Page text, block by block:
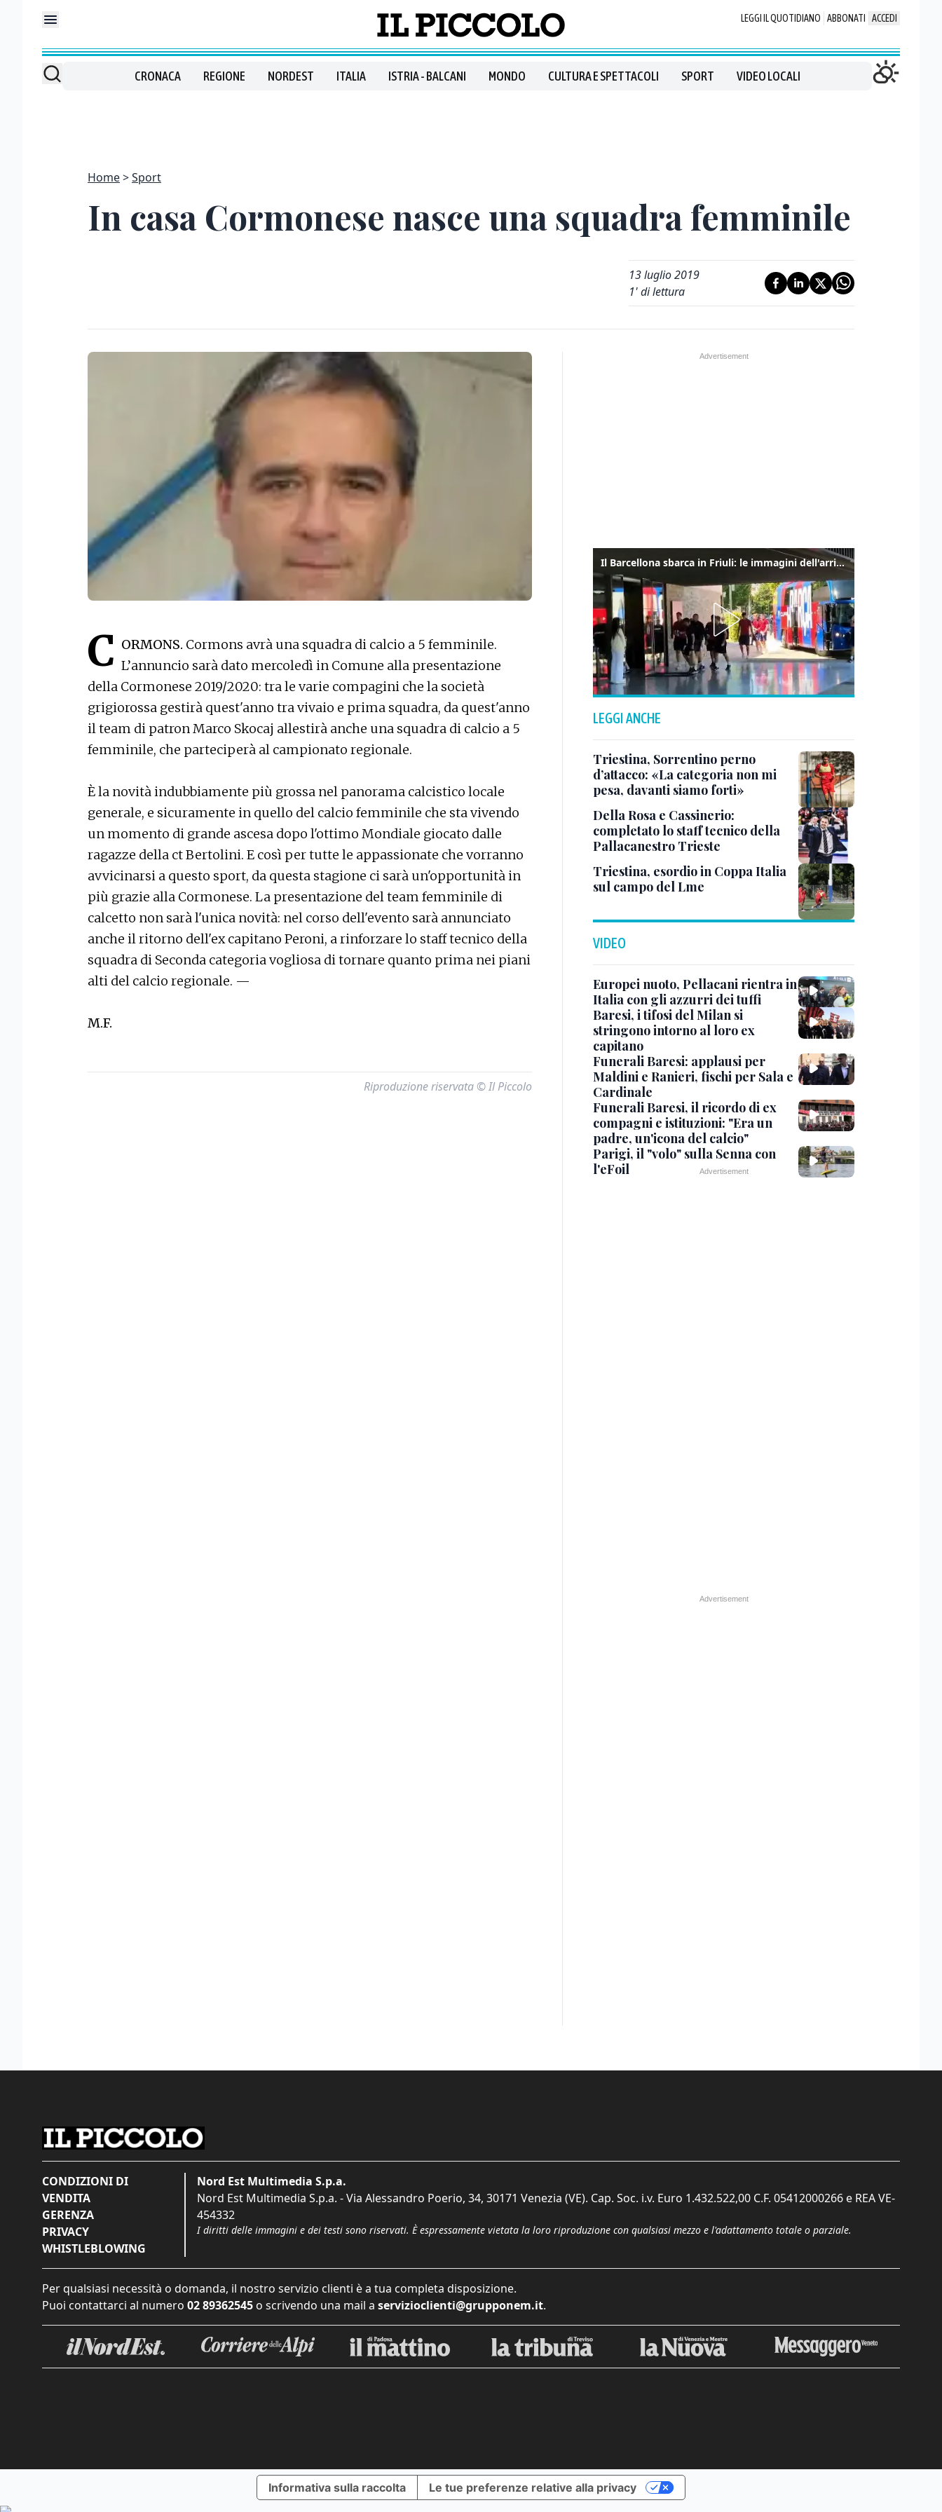
LEGGI IL QUOTIDIANO ABBONATI ACCEDI
CRONACA REGIONE NORDEST ITALIA ISTRIA - BALCANI MONDO CULTURA E SPETTACOLI SPORT VIDEO LOCALI
Home Sport
In casa Cormonese nasce una squadra femminile
13 luglio 2019
1' di lettura
C ORMONS. Cormons avrà una squadra di calcio a 5 femminile.
L’annuncio sarà dato mercoledì in Comune alla presentazione
della Cormonese 2019/2020: tra le varie compagini che la società
grigiorossa gestirà quest'anno tra vivaio e prima squadra, da quest'anno
il team di patron Marco Skocaj allestirà anche una squadra di calcio a 5
femminile, che parteciperà al campionato regionale.
È la novità indubbiamente più grossa nel panorama calcistico locale
generale, e sicuramente in quello del calcio femminile che sta vivendo
un momento di grande ascesa dopo l'ottimo Mondiale giocato dalle
ragazze della ct Bertolini. E così per tutte le appassionate che vorranno
avvicinarsi a questo sport, da questa stagione ci sarà un'opportunità in
più grazie alla Cormonese. La presentazione del team femminile di
calcetto non sarà l'unica novità: nel corso dell'evento sarà annunciato
anche il ritorno dell'ex capitano Peroni, a rinforzare lo staff tecnico della
squadra di Seconda categoria vogliosa di tornare quanto prima nei piani
alti del calcio regionale. —
M.F.
Riproduzione riservata © Il Piccolo
Il Barcellona sbarca in Friuli: le immagini dell'arrivo in albergo
LEGGI ANCHE
Triestina, Sorrentino perno
d’attacco: «La categoria non mi
pesa, davanti siamo forti»
Della Rosa e Cassinerio:
completato lo staff tecnico della
Pallacanestro Trieste
Triestina, esordio in Coppa Italia
sul campo del Lme
VIDEO
Europei nuoto, Pellacani rientra in
Italia con gli azzurri dei tuffi
Baresi, i tifosi del Milan si
stringono intorno al loro ex
capitano
Funerali Baresi: applausi per
Maldini e Ranieri, fischi per Sala e
Cardinale
Funerali Baresi, il ricordo di ex
compagni e istituzioni: "Era un
padre, un'icona del calcio"
Parigi, il "volo" sulla Senna con
l'eFoil
CONDIZIONI DI
VENDITA
GERENZA
PRIVACY
WHISTLEBLOWING
Nord Est Multimedia S.p.a.
Nord Est Multimedia S.p.a. - Via Alessandro Poerio, 34, 30171 Venezia (VE). Cap. Soc. i.v. Euro 1.432.522,00 C.F. 05412000266 e REA VE-
454332
I diritti delle immagini e dei testi sono riservati. È espressamente vietata la loro riproduzione con qualsiasi mezzo e l'adattamento totale o parziale.
Per qualsiasi necessità o domanda, il nostro servizio clienti è a tua completa disposizione.
Puoi contattarci al numero 02 89362545 o scrivendo una mail a servizioclienti@grupponem.it.
Informativa sulla raccolta Le tue preferenze relative alla privacy